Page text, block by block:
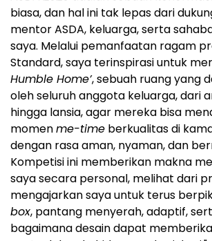
biasa, dan hal ini tak lepas dari
mentor ASDA, keluarga, serta
saya. Melalui pemanfaatan ragam
Standard, saya terinspirasi untuk
Humble Home’, sebuah ruang yang
oleh seluruh anggota keluarga, dari
hingga lansia, agar mereka bisa
momenme-time berkualitas di
dengan rasa aman, nyaman, dan
Kompetisi ini memberikan makna
saya secara personal, melihat dari
mengajarkan saya untuk terus
box, pantang menyerah, adaptif,
bagaimana desain dapat